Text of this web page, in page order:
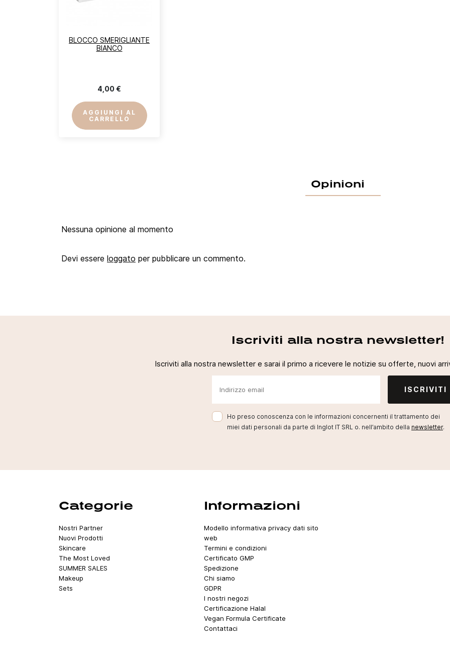
BLOCCO SMERIGLIANTE
BIANCO
4,00 €
AGGIUNGI AL
CARRELLO
Opinioni
Nessuna opinione al momento
Devi essere loggato per pubblicare un commento.
Iscriviti alla nostra newsletter!
Iscriviti alla nostra newsletter e sarai il primo a ricevere le notizie su offerte, nuovi
ISCRIVITI
Ho preso conoscenza con le informazioni concernenti il trattamento dei
miei dati personali da parte di Inglot IT SRL o. nell’ambito della newsletter.
Categorie
Nostri Partner
Nuovi Prodotti
Skincare
The Most Loved
SUMMER SALES
Makeup
Sets
Informazioni
Modello informativa privacy dati sito
web
Termini e condizioni
Certificato GMP
Spedizione
Chi siamo
GDPR
I nostri negozi
Certificazione Halal
Vegan Formula Certificate
Contattaci